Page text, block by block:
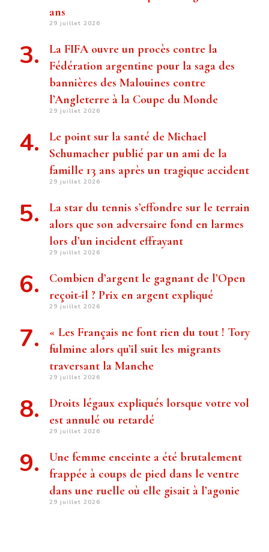
ans
29 juillet 2026
La FIFA ouvre un procès contre la
Fédération argentine pour la saga des
bannières des Malouines contre
l’Angleterre à la Coupe du Monde
29 juillet 2026
Le point sur la santé de Michael
Schumacher publié par un ami de la
famille 13 ans après un tragique accident
29 juillet 2026
La star du tennis s’effondre sur le terrain
alors que son adversaire fond en larmes
lors d’un incident effrayant
29 juillet 2026
Combien d’argent le gagnant de l’Open
reçoit-il ? Prix ​​en argent expliqué
29 juillet 2026
« Les Français ne font rien du tout ! Tory
fulmine alors qu’il suit les migrants
traversant la Manche
29 juillet 2026
Droits légaux expliqués lorsque votre vol
est annulé ou retardé
29 juillet 2026
Une femme enceinte a été brutalement
frappée à coups de pied dans le ventre
dans une ruelle où elle gisait à l’agonie
29 juillet 2026